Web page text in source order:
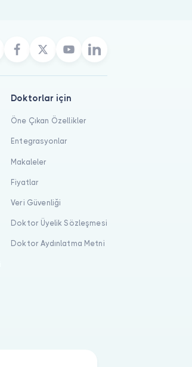
Doktorlar için
Öne Çıkan Özellikler
Entegrasyonlar
Makaleler
Fiyatlar
Veri Güvenliği
Doktor Üyelik Sözleşmesi
Doktor Aydınlatma Metni